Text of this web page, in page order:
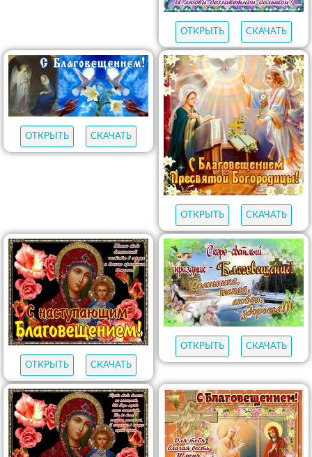
ОТКРЫТЬ СКАЧАТЬ
ОТКРЫТЬ СКАЧАТЬ
ОТКРЫТЬ СКАЧАТЬ
ОТКРЫТЬ СКАЧАТЬ
ОТКРЫТЬ СКАЧАТЬ